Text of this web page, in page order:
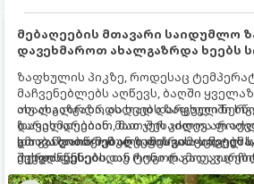
მებაღეების მთავარი საიდუმლო
დავეხმაროთ ახალგაზრდა ხეებს
ზაფხულის პიკზე, როდესაც
მაჩვენებლებს აღწევს, ბაღში
ახალგაზრდა, ახლად დარგული
ზარალდებიან. მათ ჯერ კიდევ არ
და განვითარებული ფესვთა
ქვედა ფენებიდან ტენი
თუ ახალგაზრდა ხეებს ზაფხულში
დავეხმარებით, მათ შესაძლოა
ხმობა დაიწყონ ან ზამთრის ყინვებს
შეხვდნენ.
გთავაზობთ მებაღეების გამოცდილ
ოქროს წესებს, თუ როგორ
ხეები ზაფხულის სიცხეში: